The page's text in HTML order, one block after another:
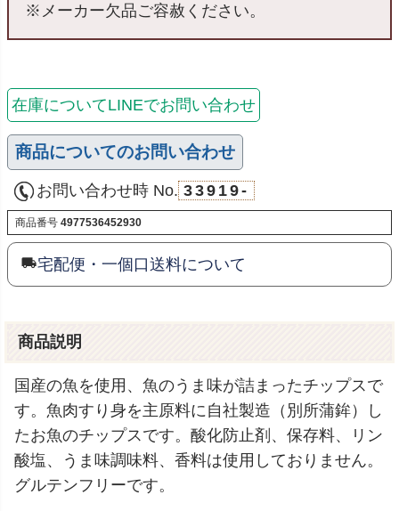
※メーカー欠品ご容赦ください。
在庫についてLINEでお問い合わせ
商品についてのお問い合わせ
お問い合わせ時 No. 33919-
商品番号 4977536452930
宅配便・一個口送料について
商品説明
国産の魚を使用、魚のうま味が詰まったチップスで
す。魚肉すり身を主原料に自社製造（別所蒲鉾）し
たお魚のチップスです。酸化防止剤、保存料、リン
酸塩、うま味調味料、香料は使用しておりません。
グルテンフリーです。